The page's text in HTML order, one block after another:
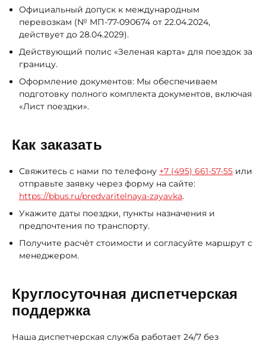
Официальный допуск к международным
перевозкам (№ МП-77-090674 от 22.04.2024,
действует до 28.04.2029).
Действующий полис «Зеленая карта» для поездок за
границу.
Оформление документов: Мы обеспечиваем
подготовку полного комплекта документов, включая
«Лист поездки».
Как заказать
Свяжитесь с нами по телефону +7 (495) 661-57-55 или
отправьте заявку через форму на сайте:
https://bbus.ru/predvaritelnaya-zayavka.
Укажите даты поездки, пункты назначения и
предпочтения по транспорту.
Получите расчёт стоимости и согласуйте маршрут с
менеджером.
Круглосуточная диспетчерская
поддержка
Наша диспетчерская служба работает 24/7 без